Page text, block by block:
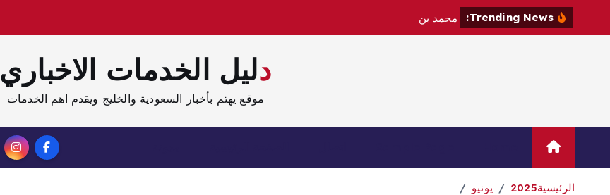
محمد بن
دليل الخدمات الاخباري
موقع يهتم بأخبار السعودية والخليج ويقدم اهم الخدمات
الرئيسية2025 يونيو